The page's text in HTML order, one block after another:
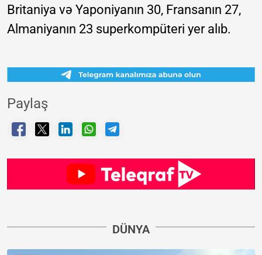
Britaniya və Yaponiyanın 30, Fransanın 27,
Almaniyanın 23 superkompüteri yer alıb.
Paylaş
DÜNYA